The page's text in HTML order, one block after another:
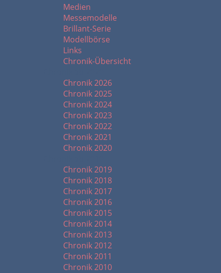
Medien
Messemodelle
Brillant-Serie
Modellbörse
Links
Chronik-Übersicht
Chronik 2026
Chronik 2025
Chronik 2024
Chronik 2023
Chronik 2022
Chronik 2021
Chronik 2020
Chronik 2019
Chronik 2018
Chronik 2017
Chronik 2016
Chronik 2015
Chronik 2014
Chronik 2013
Chronik 2012
Chronik 2011
Chronik 2010